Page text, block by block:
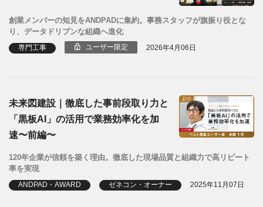
創業メンバーの知見をANDPADに集約。事務スタッフが旗振り役とな
り、データドリブンな組織へ進化
専門工事 ユーザー限定 2026年4月06日
未来図建設｜徹底した事前段取り力と
「黒板AI」の活用で業務効率化を加
速〜前編〜
120年企業が信頼を築く理由。徹底した現場品質と組織力で高リピート
率を実現
ANDPAD・AWARD ゼネコン・オーナー 2025年11月07日